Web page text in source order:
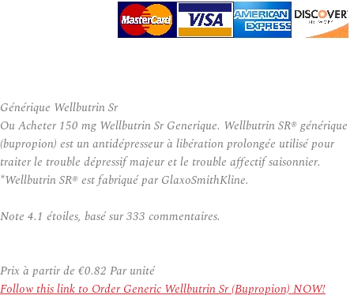
Générique Wellbutrin Sr
Ou Acheter 150 mg Wellbutrin Sr Generique. Wellbutrin SR® générique
(bupropion) est un antidépresseur à libération prolongée utilisé pour
traiter le trouble dépressif majeur et le trouble affectif saisonnier.
*Wellbutrin SR® est fabriqué par GlaxoSmithKline.
Note 4.1 étoiles, basé sur333 commentaires.
Prix à partir de €0.82 Par unité
Follow this link to Order Generic Wellbutrin Sr (Bupropion) NOW!